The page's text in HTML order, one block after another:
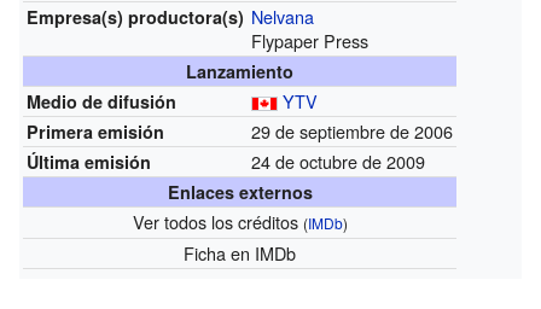
Empresa(s) productora(s) Nelvana
Flypaper Press
Lanzamiento
Medio de difusión
YTV
Primera emisión 29 de septiembre de 2006
Última emisión 24 de octubre de 2009
Enlaces externos
Ver todos los créditos (IMDb)
Fichaen IMDb